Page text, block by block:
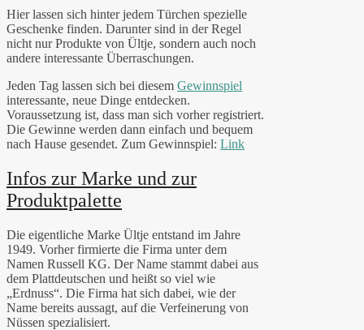
Hier lassen sich hinter jedem Türchen spezielle
Geschenke finden. Darunter sind in der Regel
nicht nur Produkte von Ültje, sondern auch noch
andere interessante Überraschungen.
Jeden Tag lassen sich bei diesem Gewinnspiel
interessante, neue Dinge entdecken.
Voraussetzung ist, dass man sich vorher registriert.
Die Gewinne werden dann einfach und bequem
nach Hause gesendet. Zum Gewinnspiel: Link
Infos zur Marke und zur
Produktpalette
Die eigentliche Marke Ültje entstand im Jahre
1949. Vorher firmierte die Firma unter dem
Namen Russell KG. Der Name stammt dabei aus
dem Plattdeutschen und heißt so viel wie
„Erdnuss“. Die Firma hat sich dabei, wie der
Name bereits aussagt, auf die Verfeinerung von
Nüssen spezialisiert.